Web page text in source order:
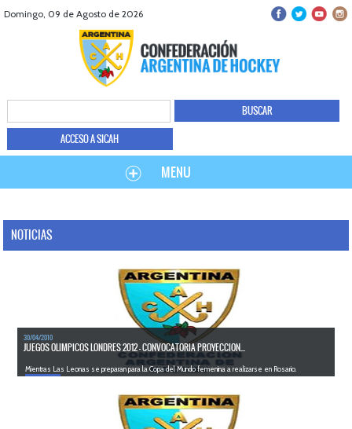
Domingo, 09 de Agosto de 2026
ACCESO A SICAH
MENU
NOTICIAS
30/04/2010
JUEGOS OLIMPICOS LONDRES 2012 - CONVOCATORIA PROYECCION...
Mientras Las Leonas se preparan para la Copa del Mundo femenina a realizarse en Rosario.